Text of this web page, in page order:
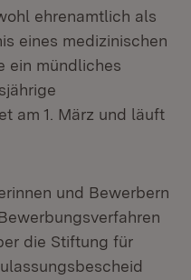
ehrenamtlich als
eines medizinischen
ein mündliches
am 1. März und läuft
und Bewerbern
die Stiftung für